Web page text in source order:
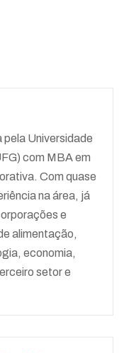
Universidade
com MBA em
Com quase
na área, já
e
alimentação,
economia,
setor e